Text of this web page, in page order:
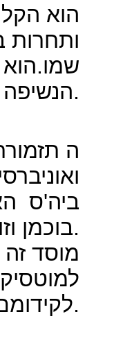
ותחרות
שמו.הוא
הנשיפה של המאה ה20.
ה
ביה'ס
בוכמן וזובין מהטה.
מוסד
לקידומם.